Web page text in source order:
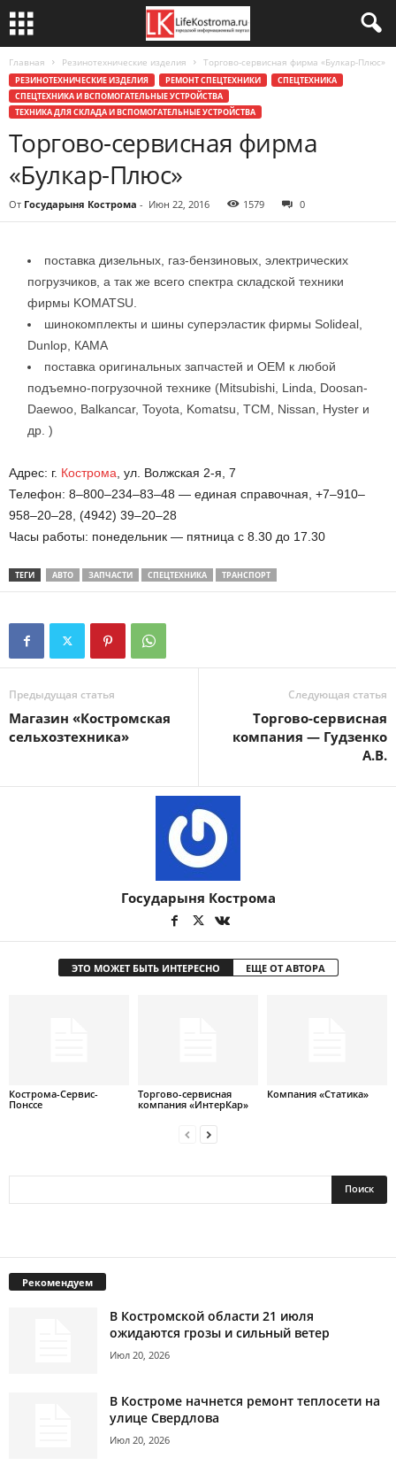
Главная Резинотехнические изделия Торгово-сервисная фирма «Булкар-Плюс»
РЕЗИНОТЕХНИЧЕСКИЕ ИЗДЕЛИЯ РЕМОНТ СПЕЦТЕХНИКИ
СПЕЦТЕХНИКА
СПЕЦТЕХНИКА И ВСПОМОГАТЕЛЬНЫЕ УСТРОЙСТВА
ТЕХНИКА ДЛЯ СКЛАДА И ВСПОМОГАТЕЛЬНЫЕ УСТРОЙСТВА
Торгово-сервисная фирма
«Булкар-Плюс»
От Государыня Кострома - Июн 22, 2016 1579 0
поставка дизельных, газ-бензиновых, электрических
погрузчиков, а так же всего спектра складской техники
фирмы KOMATSU.
шинокомплекты и шины суперэластик фирмы Solideal,
Dunlop, КАМА
поставка оригинальных запчастей и ОЕМ к любой
подъемно-погрузочной технике (Mitsubishi, Linda, Doosan-
Daewoo, Balkancar, Toyota, Komatsu, TCM, Nissan, Hyster и
др. )
Адрес: г. Кострома , ул. Волжская 2-я, 7
Телефон: 8–800–234–83–48 — единая справочная, +7–910–
958–20–28, (4942) 39–20–28
Часы работы: понедельник — пятница с 8.30 до 17.30
ТЕГИ АВТО ЗАПЧАСТИ СПЕЦТЕХНИКА ТРАНСПОРТ
Предыдущая статья
Магазин «Костромская
сельхозтехника»
Следующая статья
Торгово-сервисная
компания — Гудзенко
А.В.
Государыня Кострома
ЭТО МОЖЕТ БЫТЬ ИНТЕРЕСНО ЕЩЕ ОТ АВТОРА
Кострома-Сервис-
Понссе
Торгово-сервисная
компания «ИнтерКар»
Компания «Статика»
Рекомендуем
В Костромской области 21 июля
ожидаются грозы и сильный ветер
Июл 20, 2026
В Костроме начнется ремонт теплосети на
улице Свердлова
Июл 20, 2026